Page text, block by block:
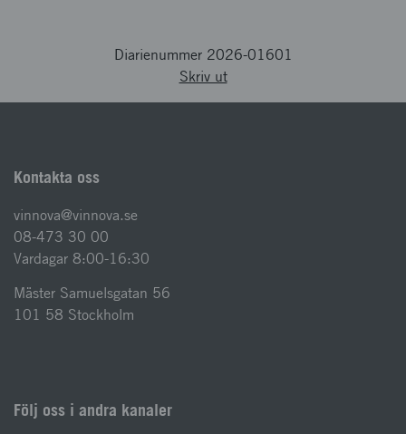
Diarienummer 2026-01601
Skriv ut
Kontakta oss
vinnova@vinnova.se
08-473 30 00
Vardagar 8:00-16:30
Mäster Samuelsgatan 56
101 58 Stockholm
Följ oss i andra kanaler